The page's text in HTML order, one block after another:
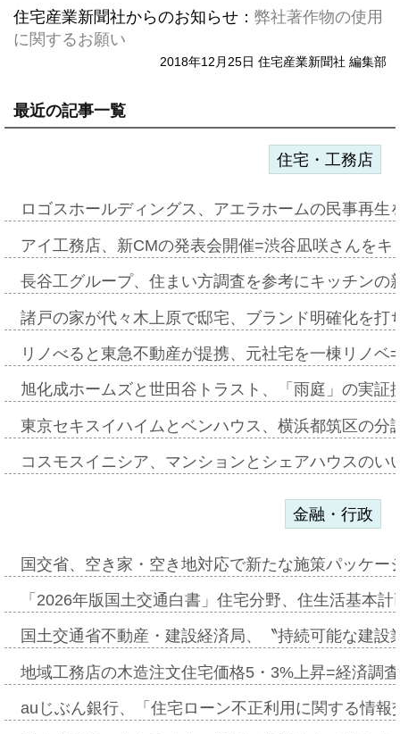
住宅産業新聞社からのお知らせ： 弊社著作物の使用
に関するお願い
2018年12月25日 住宅産業新聞社 編集部
最近の記事一覧
住宅・工務店
ロゴスホールディングス、アエラホームの民事再
アイ工務店、新CMの発表会開催=渋谷凪咲さんを
長谷工グループ、住まい方調査を参考にキッチン
諸戸の家が代々木上原で邸宅、ブランド明確化を
リノべると東急不動産が提携、元社宅を一棟リノ
旭化成ホームズと世田谷トラスト、「雨庭」の実
東京セキスイハイムとベンハウス、横浜都筑区の
コスモスイニシア、マンションとシェアハウスの
金融・行政
国交省、空き家・空き地対応で新たな施策パッケ
「2026年版国土交通白書」住宅分野、住生活基本
国土交通省不動産・建設経済局、〝持続可能な建
地域工務店の木造注文住宅価格5・3%上昇=経済調
auじぶん銀行、「住宅ローン不正利用に関する情